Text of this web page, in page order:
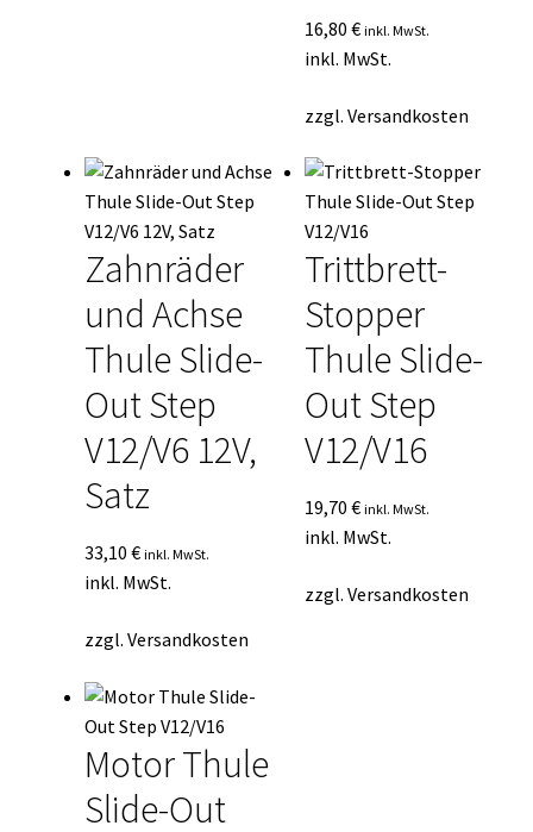
16,80€ inkl. MwSt.
inkl. MwSt.
zzgl.Versandkosten
Zahnräder
und Achse
Thule Slide-
Out Step
V12/V6 12V,
Satz
33,10 € inkl. MwSt.
inkl. MwSt.
zzgl. Versandkosten
Trittbrett-
Stopper
Thule Slide-
Out Step
V12/V16
19,70€ inkl. MwSt.
inkl. MwSt.
zzgl.Versandkosten
Motor Thule
Slide-Out